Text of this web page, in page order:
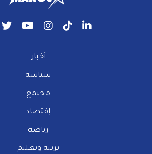
أخبار
سياسة
مجتمع
إقتصاد
رياضة
تربية وتعليم